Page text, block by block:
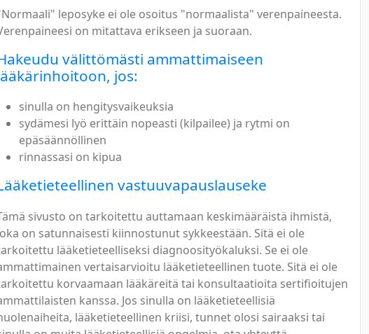
leposyke ei ole osoitus "normaalista" verenpaineesta.
on mitattava erikseen ja suoraan.
välittömästi ammattimaiseen
jos:
sinulla on hengitysvaikeuksia
sydämesi lyö erittäin nopeasti (kilpailee) ja rytmi on
epäsäännöllinen
rinnassasi on kipua
vastuuvapauslauseke
sivusto on tarkoitettu auttamaan keskimääräistä ihmistä,
on satunnaisesti kiinnostunut sykkeestään. Sitä ei ole
lääketieteelliseksi diagnoosityökaluksi. Se ei ole
vertaisarvioitu lääketieteellinen tuote. Sitä ei ole
korvaamaan lääkäreitä tai konsultaatioita sertifioitujen
kanssa. Jos sinulla on lääketieteellisiä
lääketieteellinen kriisi, tunnet olosi sairaaksi tai